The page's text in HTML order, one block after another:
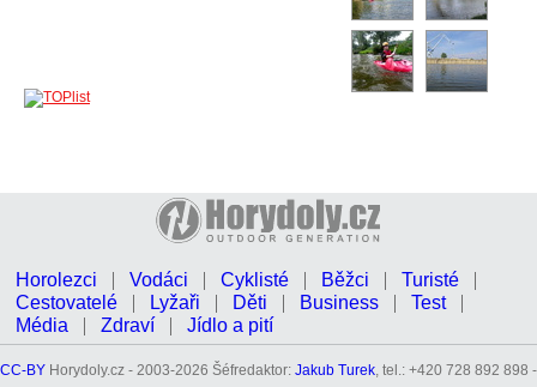
Horolezci Vodáci Cyklisté Běžci
Turisté
Cestovatelé
Lyžaři Děti Business
Test
Média
Zdraví Jídlo a pití
CC-BY Horydoly.cz - 2003-2026 Šéfredaktor: Jakub Turek, tel.: +420 728 892 898 -